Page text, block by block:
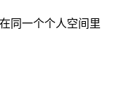
同一个个人空间里